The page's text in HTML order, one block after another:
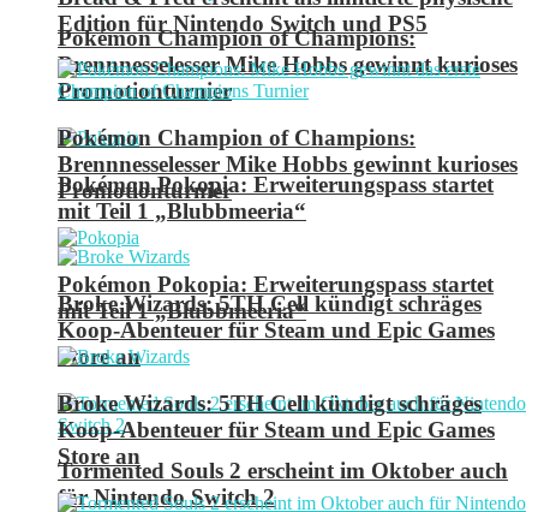
Pokémon Champion of Champions:
Brennnesselesser Mike Hobbs gewinnt kurioses
Promotionturnier
Pokémon Pokopia: Erweiterungspass startet
mit Teil 1 „Blubbmeeria“
Broke Wizards: 5TH Cell kündigt schräges
Koop-Abenteuer für Steam und Epic Games
Store an
Tormented Souls 2 erscheint im Oktober auch
für Nintendo Switch 2
Edition für Nintendo Switch und PS5
Pokémon Champion of Champions:
Brennnesselesser Mike Hobbs gewinnt kurioses
Promotionturnier
Pokémon Pokopia: Erweiterungspass startet
mit Teil 1 „Blubbmeeria“
Broke Wizards: 5TH Cell kündigt schräges
Koop-Abenteuer für Steam und Epic Games
Store an